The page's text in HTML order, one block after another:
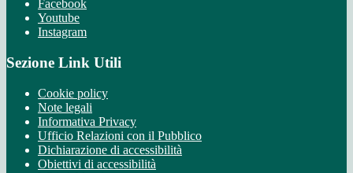
Facebook
Youtube
Instagram
Sezione Link Utili
Cookie policy
Note legali
Informativa Privacy
Ufficio Relazioni con il Pubblico
Dichiarazione di accessibilità
Obiettivi di accessibilità